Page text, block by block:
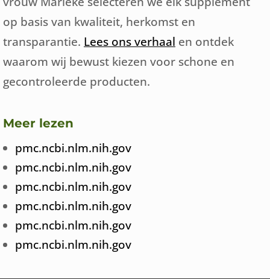
op basis van kwaliteit, herkomst en
transparantie. Lees ons verhaal en ontdek
waarom wij bewust kiezen voor schone en
gecontroleerde producten.
Meer lezen
pmc.ncbi.nlm.nih.gov
pmc.ncbi.nlm.nih.gov
pmc.ncbi.nlm.nih.gov
pmc.ncbi.nlm.nih.gov
pmc.ncbi.nlm.nih.gov
pmc.ncbi.nlm.nih.gov